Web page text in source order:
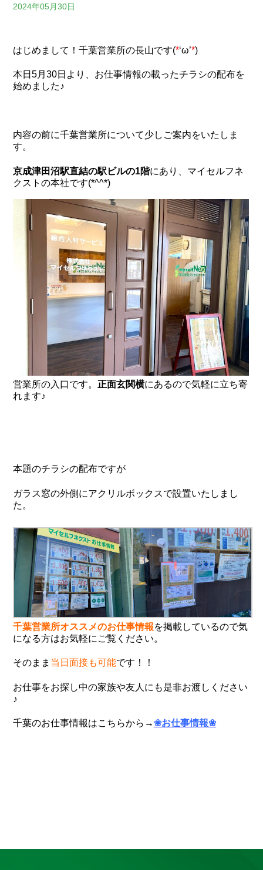
2024年05月30日
はじめまして！千葉営業所の長山です(*‘ω’*)
本日5月30日より、お仕事情報の載ったチラシの配布を
始めました♪
内容の前に千葉営業所について少しご案内をいたしま
す。
京成津田沼駅直結の駅ビルの1階にあり、マイセルフネ
クストの本社です(*^^*)
営業所の入口です。 正面玄関横にあるので気軽に立ち寄
れます♪
本題のチラシの配布ですが
ガラス窓の外側にアクリルボックスで設置いたしまし
た。
千葉営業所オススメのお仕事情報を掲載しているので気
になる方はお気軽にご覧ください。
そのまま 当日面接も可能です！！
お仕事をお探し中の家族や友人にも是非お渡しください
♪
千葉のお仕事情報はこちらから→ ❀お仕事情報❀